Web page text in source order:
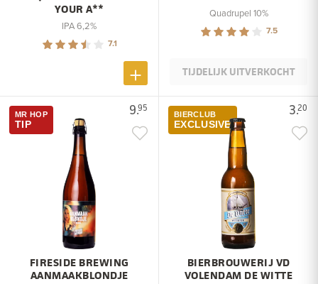
YOUR A**
IPA 6,2%
7.1
Quadrupel 10%
7.5
TIJDELIJK UITVERKOCHT
9.95
MR HOP
TIP
FIRESIDE BREWING
AANMAAKBLONDJE
3.20
BIERCLUB
EXCLUSIVE
BIERBROUWERIJ VD
VOLENDAM DE WITTE